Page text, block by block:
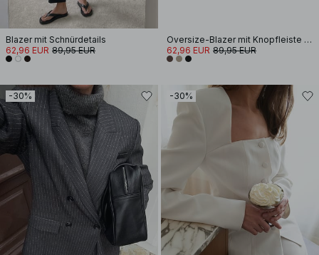
Blazer mit Schnürdetails
62,96 EUR 89,95 EUR
Oversize-Blazer mit Knopfleiste am Rücken
62,96 EUR 89,95 EUR
-30% -30%